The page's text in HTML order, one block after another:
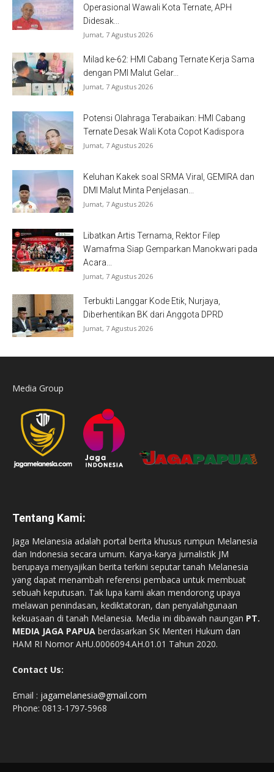
Operasional Wawali Kota Ternate, APH
Didesak...
Jumat, 7 Agustus 2026
Milad ke-62: HMI Cabang Ternate Kerja Sama
dengan PMI Malut Gelar...
Jumat, 7 Agustus 2026
Potensi Olahraga Terabaikan: HMI Cabang
Ternate Desak Wali Kota Copot Kadispora
Jumat, 7 Agustus 2026
Keluhan Kakek soal SRMA Viral, GEMIRA dan
DMI Malut Minta Penjelasan...
Jumat, 7 Agustus 2026
Libatkan Artis Ternama, Rektor Filep
Wamafma Siap Gemparkan Manokwari pada
Acara...
Jumat, 7 Agustus 2026
Terbukti Langgar Kode Etik, Nurjaya,
Diberhentikan BK dari Anggota DPRD
Jumat, 7 Agustus 2026
Media Group
Tentang Kami:
Jaga Melanesia adalah portal berita khusus rumpun Melanesia
dan Indonesia secara umum. Karya-karya jurnalistik JM
berupaya menyajikan berita terkini seputar tanah Melanesia
yang dapat menambah referensi pembaca untuk membuat
sebuah keputusan. Tak lupa kami akan mendorong upaya
melawan penindasan, kediktatoran, dan penyalahgunaan
kekuasaan di tanah Melanesia. Media ini dibawah naungan PT.
MEDIA JAGA PAPUA berdasarkan SK Menteri Hukum dan
HAM RI Nomor AHU.0006094.AH.01.01 Tahun 2020.
Contact Us:
Email : jagamelanesia@gmail.com
Phone: 0813-1797-5968